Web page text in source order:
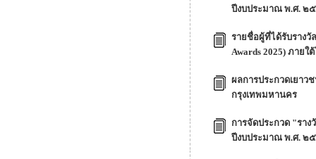
ปีงบประมาณ พ.ศ. ๒
รายชื่อผู้ที่ได้รับราง
Awards 2025) ภาย
ผลการประกวดเยา
กรุงเทพมหานคร
การจัดประกวด "ราง
ปีงบประมาณ พ.ศ. ๒